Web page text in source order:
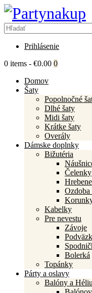
Prihlásenie
0 items - €0.00 0
Domov
Šaty
Popolnočné
Dlhé šaty
Midi šaty
Krátke šaty
Overály
Dámske doplnky
Bižutéria
Čelenky
Hrebene
Ozdoba
Kabelky
Pre nevestu
Závoje
Bolerká
Topánky
Párty a oslavy
Balóny a